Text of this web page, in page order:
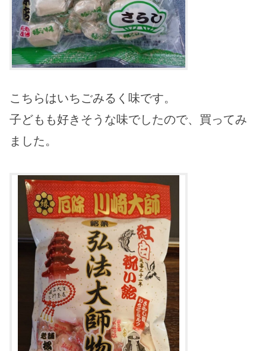
こちらはいちごみるく味です。
子どもも好きそうな味でしたので、買ってみ
ました。